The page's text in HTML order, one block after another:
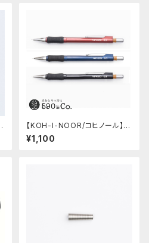
【KOH-I-NOOR/コヒノール】M
ephisto profi 5035シャープ
ペンシル(0.5mm)
¥1,100